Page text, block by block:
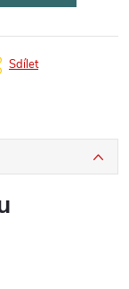
Sdílet